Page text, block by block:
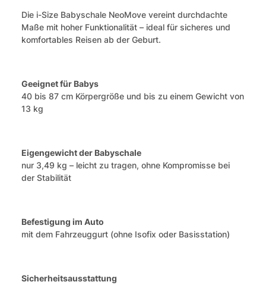
Die i-Size Babyschale NeoMove vereint durchdachte
Maße mit hoher Funktionalität – ideal für sicheres und
komfortables Reisen ab der Geburt.
Geeignet für Babys
40 bis 87 cm Körpergröße und bis zu einem Gewicht von
13 kg
Eigengewicht der Babyschale
nur 3,49 kg – leicht zu tragen, ohne Kompromisse bei
der Stabilität
Befestigung im Auto
mit dem Fahrzeuggurt (ohne Isofix oder Basisstation)
Sicherheitsausstattung